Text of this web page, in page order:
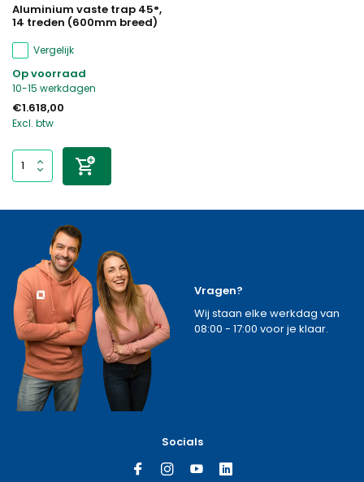
Aluminium vaste trap 45°,
14 treden (600mm breed)
Vergelijk
Op voorraad
10-15 werkdagen
€1.618,00
Excl. btw
Vragen?
Wij staan elke werkdag van
08:00 - 17:00 voor je klaar.
Socials